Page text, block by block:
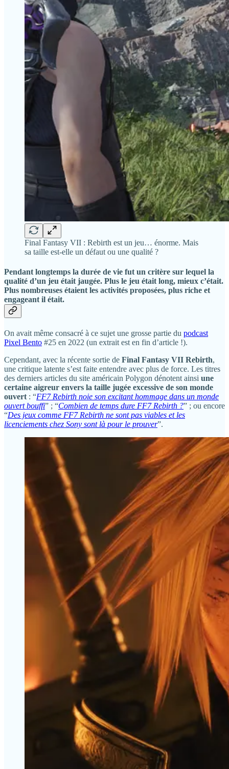
Final Fantasy VII : Rebirth est un jeu… énorme. Mais
sa taille est-elle un défaut ou une qualité ?
Pendant longtemps la durée de vie fut un critère sur lequel la
qualité d’un jeu était jaugée. Plus le jeu était long, mieux c’était.
Plus nombreuses étaient les activités proposées, plus riche et
engageant il était.
On avait même consacré à ce sujet une grosse partie du podcast
Pixel Bento #25 en 2022 (un extrait est en fin d’article !).
Cependant, avec la récente sortie de Final Fantasy VII Rebirth,
une critique latente s’est faite entendre avec plus de force. Les titres
des derniers articles du site américain Polygon dénotent ainsi une
certaine aigreur envers la taille jugée excessive de son monde
ouvert : “FF7 Rebirth noie son excitant hommage dans un monde
ouvert bouffi” ; “Combien de temps dure FF7 Rebirth ?” ; ou encore
“Des jeux comme FF7 Rebirth ne sont pas viables et les
licenciements chez Sony sont là pour le prouver”.